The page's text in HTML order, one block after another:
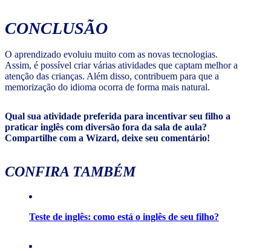
CONCLUSÃO
O aprendizado evoluiu muito com as novas tecnologias.
Assim, é possível criar várias atividades que captam melhor a
atenção das crianças. Além disso, contribuem para que a
memorização do idioma ocorra de forma mais natural.
Qual sua atividade preferida para incentivar seu filho a
praticar inglês com diversão fora da sala de aula?
Compartilhe com a Wizard, deixe seu comentário!
CONFIRA TAMBÉM
Teste de inglês: como está o inglês de seu filho?